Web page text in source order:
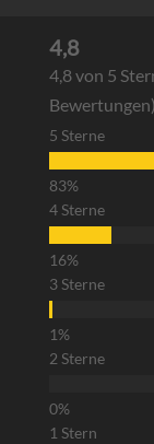
4,8
4,8 von 5
Bewertungen)
5 Sterne
4 Sterne
3 Sterne
2 Sterne
1 Stern